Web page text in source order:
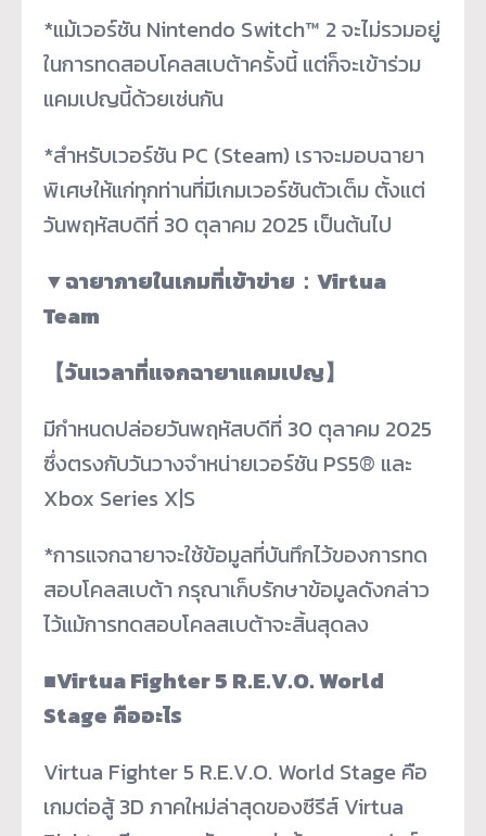
*แม้เวอร์ชัน Nintendo Switch™ 2 จะไม่รวมอยู่
ในการทดสอบโคลสเบต้าครั้งนี้ แต่ก็จะเข้าร่วม
แคมเปญนี้ด้วยเช่นกัน
*สำหรับเวอร์ชัน PC (Steam) เราจะมอบฉายา
พิเศษให้แก่ทุกท่านที่มีเกมเวอร์ชันตัวเต็ม ตั้งแต่
วันพฤหัสบดีที่ 30 ตุลาคม 2025 เป็นต้นไป
▼ฉายาภายในเกมที่เข้าข่าย ： Virtua
Team
【วันเวลาที่แจกฉายาแคมเปญ】
มีกำหนดปล่อยวันพฤหัสบดีที่ 30 ตุลาคม 2025
ซึ่งตรงกับวันวางจำหน่ายเวอร์ชัน PS5® และ
Xbox Series X|S
*การแจกฉายาจะใช้ข้อมูลที่บันทึกไว้ของการทด
สอบโคลสเบต้า กรุณาเก็บรักษาข้อมูลดังกล่าว
ไว้แม้การทดสอบโคลสเบต้าจะสิ้นสุดลง
■Virtua Fighter 5 R.E.V.O. World
Stage คืออะไร
Virtua Fighter 5 R.E.V.O. World Stage คือ
เกมต่อสู้ 3D ภาคใหม่ล่าสุดของซีรีส์ Virtua